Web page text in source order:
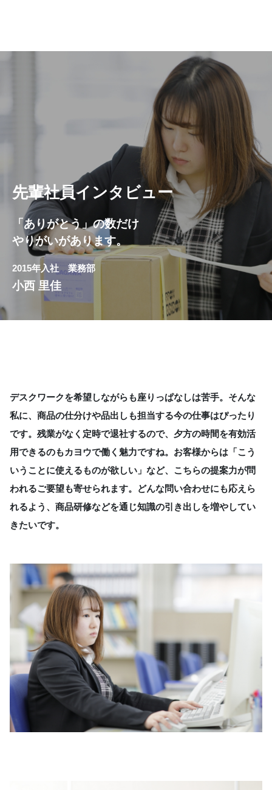
先輩社員インタビュー
「ありがとう」の数だけ
やりがいがあります。
2015年入社 業務部
小西 里佳
デスクワークを希望しながらも座りっぱなしは苦手。そんな
私に、商品の仕分けや品出しも担当する今の仕事はぴったり
です。残業がなく定時で退社するので、夕方の時間を有効活
用できるのもカヨウで働く魅力ですね。お客様からは「こう
いうことに使えるものが欲しい」など、こちらの提案力が問
われるご要望も寄せられます。どんな問い合わせにも応えら
れるよう、商品研修などを通じ知識の引き出しを増やしてい
きたいです。